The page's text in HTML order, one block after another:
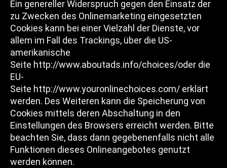
Ein genereller Widerspruch gegen den Einsatz der
zu Zwecken des Onlinemarketing eingesetzten
Cookies kann bei einer Vielzahl der Dienste, vor
allem im Fall des Trackings, über die US-
amerikanische
Seite http://www.aboutads.info/choices/oder die
EU-
Seite http://www.youronlinechoices.com/ erklärt
werden. Des Weiteren kann die Speicherung von
Cookies mittels deren Abschaltung in den
Einstellungen des Browsers erreicht werden. Bitte
beachten Sie, dass dann gegebenenfalls nicht alle
Funktionen dieses Onlineangebotes genutzt
werden können.